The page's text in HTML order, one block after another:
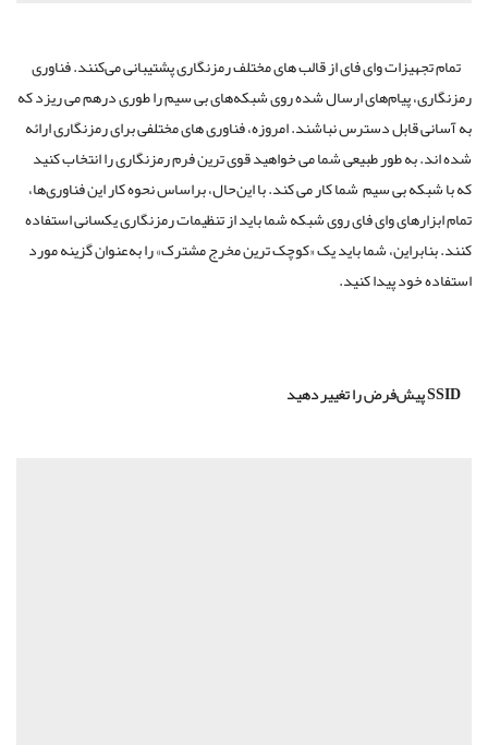
وای فای از قالب های مختلف رمزنگاری پشتیبانی می‌کنند. فناوری
پیام‌های ارسال شده روی شبکه‌های بی سیم را طوری در‌هم می ریزد که
دسترس نباشند. امروزه، فناوری های مختلفی برای رمزنگاری ارائه
طور طبیعی شما می خواهید قوی ترین فرم رمزنگاری را انتخاب کنید
بی سیم شما کار می کند. با این‌حال، بر‌اساس نحوه کار این فناوری‌ها،
وای فای روی شبکه شما باید از تنظیمات رمزنگاری یکسانی استفاده
شما باید یک «کوچک ترین مخرج مشترک» را به‌عنوان گزینه مورد
پیدا کنید.
را تغییر دهید